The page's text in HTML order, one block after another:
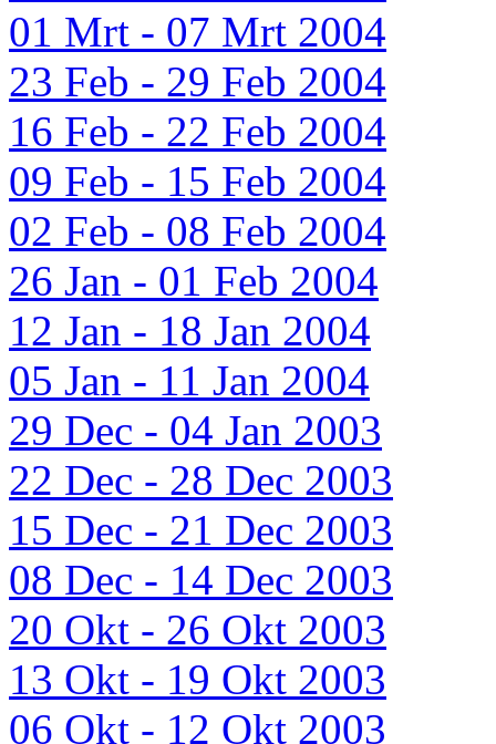
01 Mrt - 07 Mrt 2004
23 Feb - 29 Feb 2004
16 Feb - 22 Feb 2004
09 Feb - 15 Feb 2004
02 Feb - 08 Feb 2004
26 Jan - 01 Feb 2004
12 Jan - 18 Jan 2004
05 Jan - 11 Jan 2004
29 Dec - 04 Jan 2003
22 Dec - 28 Dec 2003
15 Dec - 21 Dec 2003
08 Dec - 14 Dec 2003
20 Okt - 26 Okt 2003
13 Okt - 19 Okt 2003
06 Okt - 12 Okt 2003